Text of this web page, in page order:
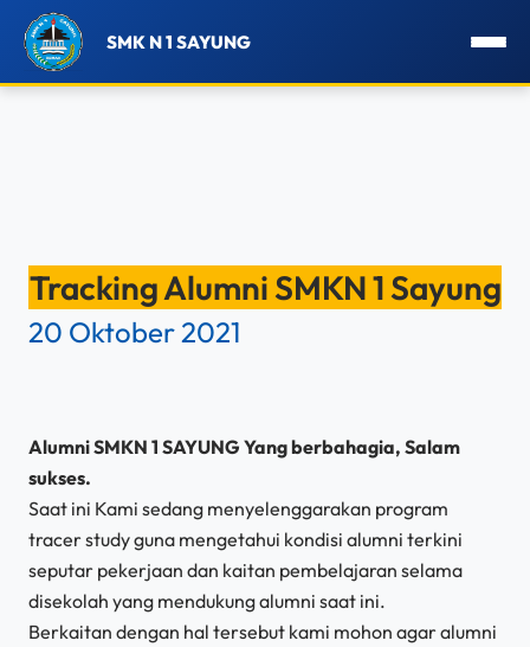
konten
SMK N 1 SAYUNG
Tracking Alumni SMKN 1 Sayung
20 Oktober 2021
Alumni SMKN 1 SAYUNG Yang berbahagia, Salam
sukses.
Saat ini Kami sedang menyelenggarakan program
tracer study guna mengetahui kondisi alumni terkini
seputar pekerjaan dan kaitan pembelajaran selama
disekolah yang mendukung alumni saat ini.
Berkaitan dengan hal tersebut kami mohon agar alumni